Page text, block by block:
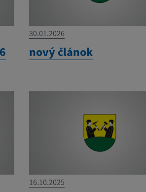
30.01.2026
nový článok
16.10.2025